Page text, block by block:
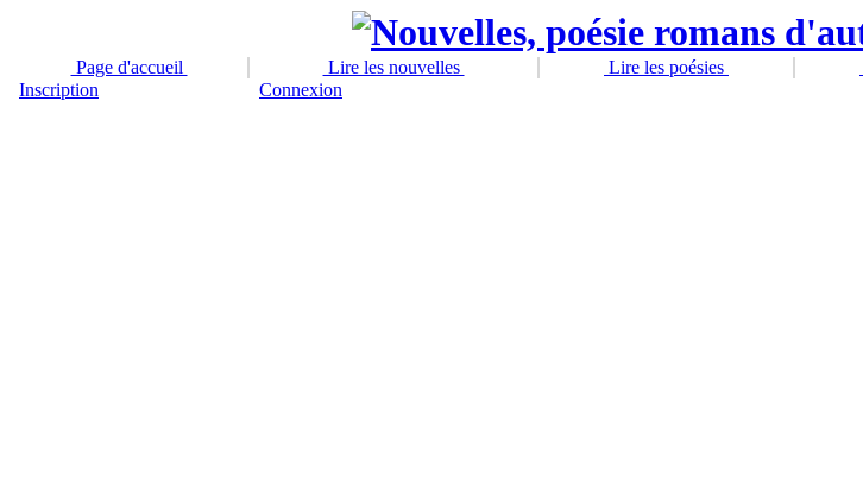
Page d'accueil Lire les nouvelles Lire les poésies
Inscription
Connexion